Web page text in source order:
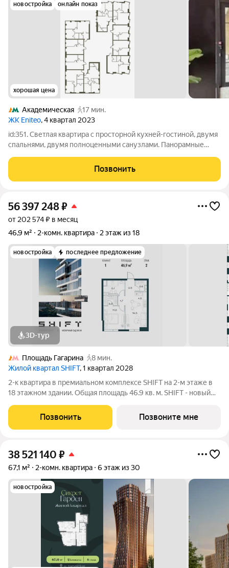
новостройка онлайн показ
хорошая цена
Академическая
17 мин.
ЖК Eniteo, 4 квартал 2023
id:351. Светлая квартира с просторной кухней-гостиной, двумя
спальнями, двумя полноценными санузлами. Панорамные
Дизайн-проект в подарок. ЖК Eniteo (Энитео) жилой комплекс,
состоящий из
Позвонить
56 397 248₽
от 202 574 ₽ в месяц
46,9 м²
2-комн. квартира 2 этаж из 18
новостройка последнее предложение
3D-тур
Площадь Гагарина
8 мин.
Жилой квартал SHIFT, 1 квартал 2028
2-к квартира в премиальном комплексе SHIFT на 2-м этаже в
18 этажном здании. Общая площадь 46.9 кв. м. SHIFT - новый
районе, в 300 м от Нескучного сада. Главная особенность
проекта - 5 башен, в
Позвонить Позвоните мне
38 521 140 ₽
67,1 м² 2-комн. квартира 6 этаж из 30
новостройка